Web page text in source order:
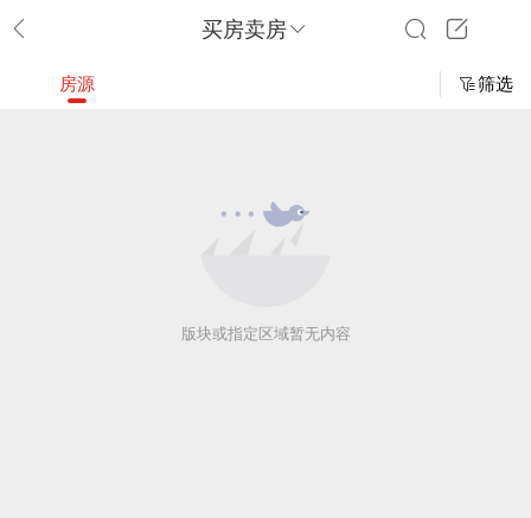
买房卖房
房源 筛选
版块或指定区域暂无内容